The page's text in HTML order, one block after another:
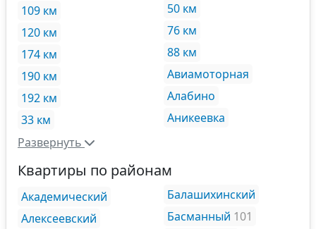
109 км
120 км
174 км
190 км
192 км
33 км
50 км
76 км
88 км
Авиамоторная
Алабино
Аникеевка
Развернуть
Квартиры по районам
Академический
Алексеевский
Балашихинский
Басманный 101